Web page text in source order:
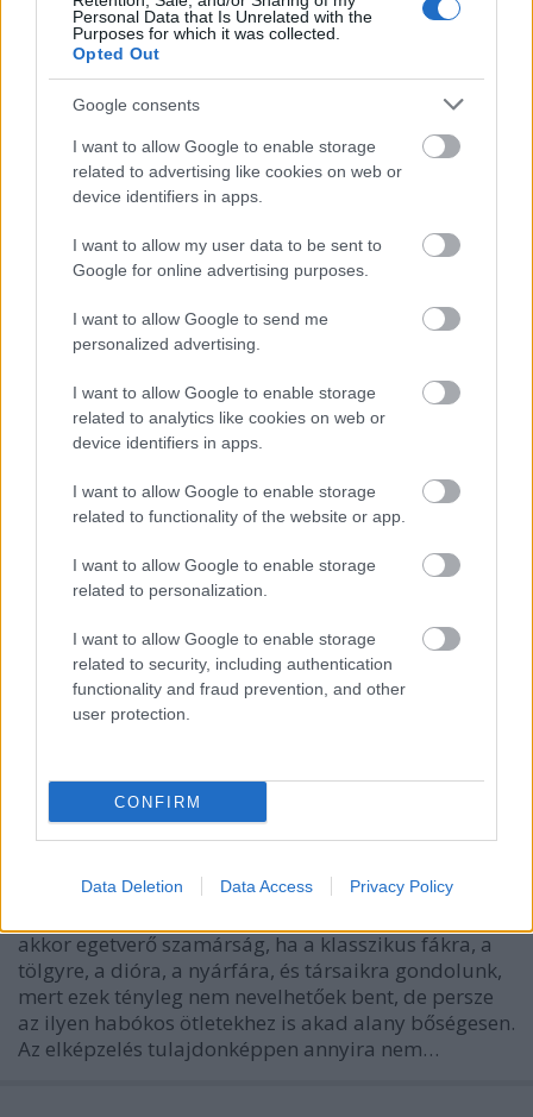
Personal Data that Is Unrelated with the
Purposes for which it was collected.
Opted Out
Google consents
I want to allow Google to enable storage
related to advertising like cookies on web or
device identifiers in apps.
I want to allow my user data to be sent to
Google for online advertising purposes.
I want to allow Google to send me
personalized advertising.
I want to allow Google to enable storage
related to analytics like cookies on web or
device identifiers in apps.
I want to allow Google to enable storage
related to functionality of the website or app.
I want to allow Google to enable storage
related to personalization.
I want to allow Google to enable storage
related to security, including authentication
functionality and fraud prevention, and other
user protection.
CONFIRM
Data Deletion Data Access Privacy Policy
Tavaszköszöntő szerszámkisokos
Megyeri Szabolcs•2016. február 06.
Az időjósok remek időt ígérnek a mostani hétvégére,
lássuk, hét ágra süt a Nap! Ha pedig így van, akkor
irány a kert, és bár ültetni még korai, van olyan
listába vétele, tisztítása, javítása, vagy…
Hogyan neveljünk fát a lakásban?
akkor egetverő szamárság, ha a klasszikus fákra, a
tölgyre, a dióra, a nyárfára, és társaikra gondolunk,
mert ezek tényleg nem nevelhetőek bent, de persze
az ilyen habókos ötletekhez is akad alany bőségesen.
Az elképzelés tulajdonképpen annyira nem…